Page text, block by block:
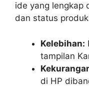
ide yang lengkap
dan status
Kelebihan:
tampilan
di HP